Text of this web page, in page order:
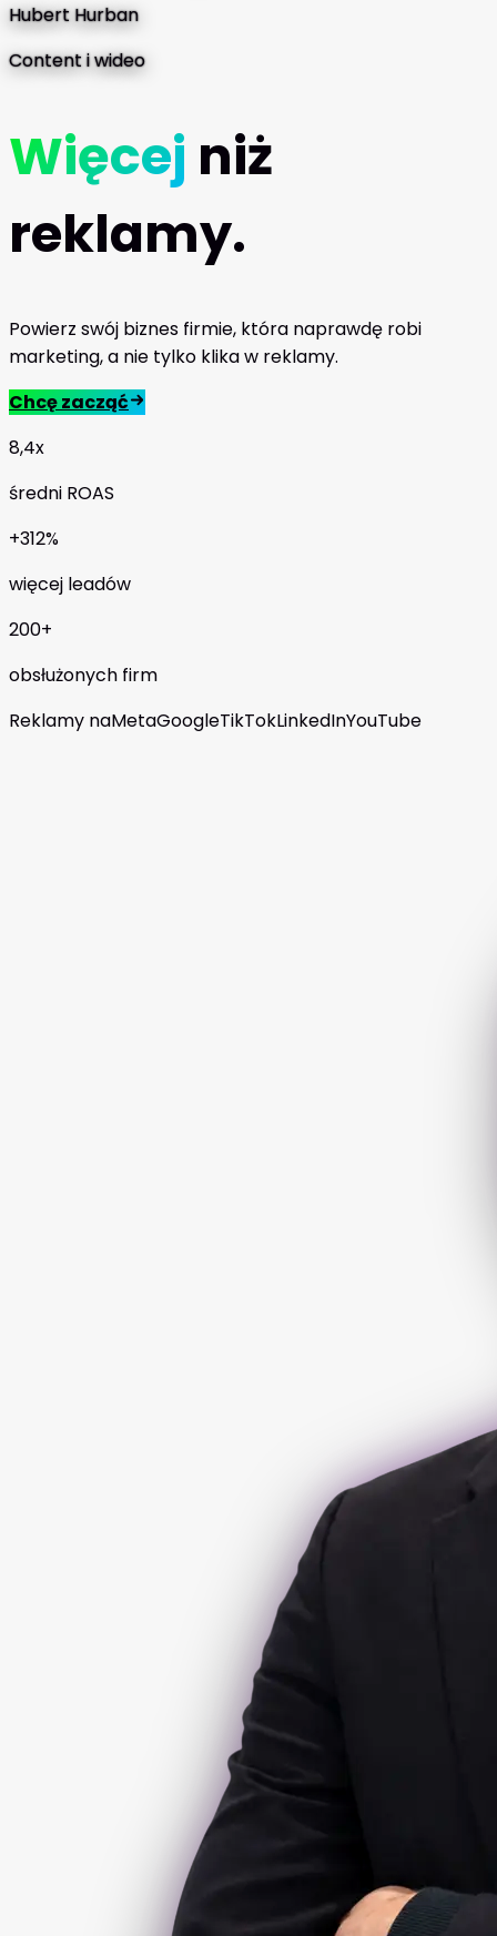
Hubert Hurban
Content i wideo
Więcej niż
reklamy.
Powierz swój biznes firmie, która naprawdę robi
marketing, a nie tylko klika w reklamy.
Chcę zacząć
8,4x
średni ROAS
+312%
więcej leadów
200+
obsłużonych firm
Reklamy naMetaGoogleTikTokLinkedInYouTube